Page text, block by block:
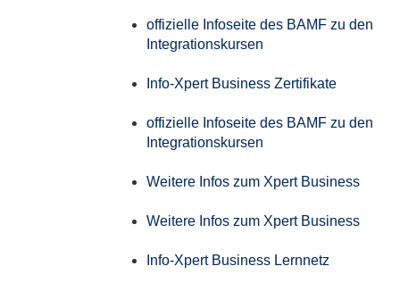
offizielle Infoseite des BAMF zu den
Integrationskursen
Info-Xpert Business Zertifikate
offizielle Infoseite des BAMF zu den
Integrationskursen
Weitere Infos zum Xpert Business
Weitere Infos zum Xpert Business
Info-Xpert Business Lernnetz